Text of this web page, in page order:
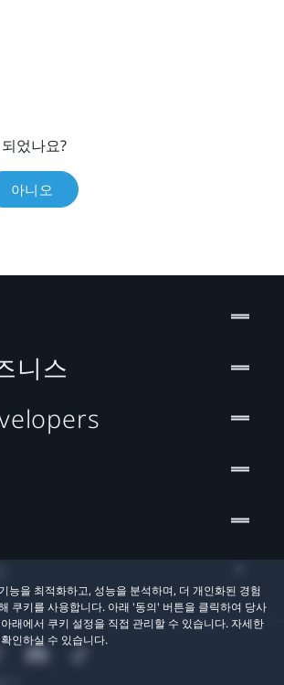
었나요?
아니오
능을 최적화하고, 성능을 분석하며, 더 개인화된 경험
쿠키를 사용합니다. 아래 '동의' 버튼을 클릭하여 당사
래에서 쿠키 설정을 직접 관리할 수 있습니다. 자세한
인하실 수 있습니다.
니스